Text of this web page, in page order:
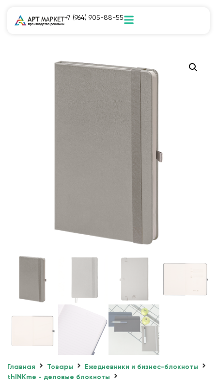
+7 (964) 905-88-55
Главная Товары
Ежедневники и бизнес-блокноты
thINKme - деловые блокноты